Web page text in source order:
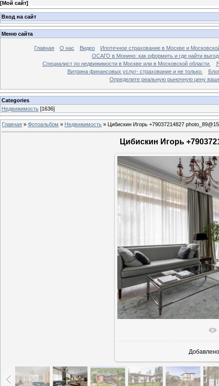
[Мой сайт]
Вход на сайт
Меню сайта
Главная О нас Видео
Ипотечное страхование в Москве и
ОСАГО в Монино: как оформить и где найти
Специалист по недвижимости в Москве или в Московской области.
Витрина финансовых услуг- страхование и не только.
Блог
Определите реальную рыночную цену
Categories
Недвижимость [1636]
Главная » Фотоальбом » Недвижимость » Цибискин Игорь +79037214827
Цибискин Игорь
В
Добавлено